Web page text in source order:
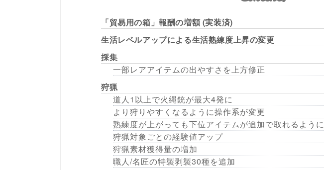
「貿易用の箱」報酬の増額 (実装済)
生活レベルアップによる生活熟練度上昇の変更
採集
一部レアアイテムの出やすさを上方修正
狩猟
道人1以上で火縄銃が最大4発に
より狩りやすくなるように操作系が変更
熟練度が上がっても下位アイテムが追加で取れるように
狩猟対象ごとの経験値アップ
狩猟素材獲得量の増加
職人/名匠の特製剥製30種を追加